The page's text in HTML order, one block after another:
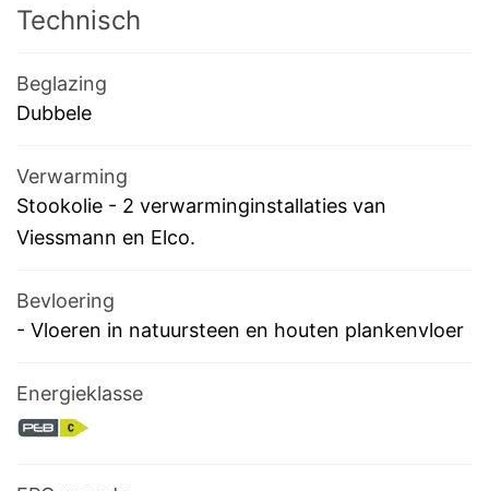
Technisch
Beglazing
Dubbele
Verwarming
Stookolie - 2 verwarminginstallaties van
Viessmann en Elco.
Bevloering
- Vloeren in natuursteen en houten plankenvloer
Energieklasse